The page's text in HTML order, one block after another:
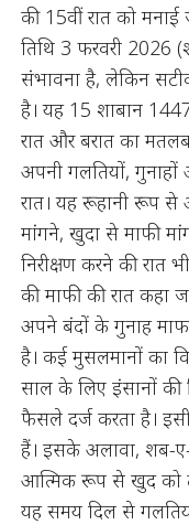
की 15वीं रात को
तिथि 3 फरवरी 2026
संभावना है, लेकिन
है। यह 15 शाबान
रात और बरात का मतलब
अपनी गलतियों,
रात। यह रूहानी रूप
मांगने, खुदा से माफी
निरीक्षण करने की रात
की माफी की रात कहा
अपने बंदों के गुनाह
है। कई मुसलमानों का
साल के लिए इंसानों
फैसले दर्ज करता है।
हैं। इसके अलावा, शब-
आत्मिक रूप से खुद को
यह समय दिल से